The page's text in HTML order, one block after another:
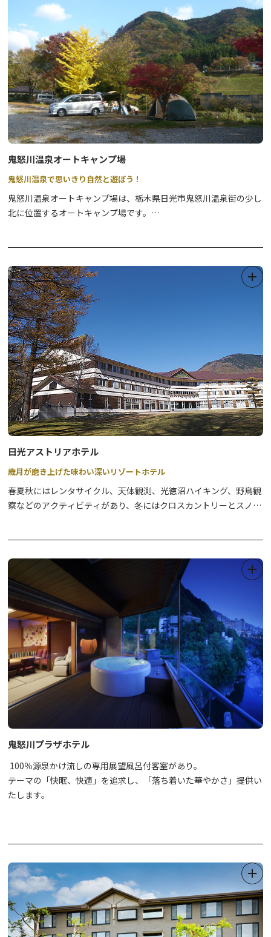
選びになれ、栃木の味覚満載の豪華なご夕食を召し上がれます。
心づくしのおもてなしで、くつろぎの一時をお過ごしください。
鬼怒川温泉オートキャンプ場
鬼怒川温泉で思いきり自然と遊ぼう！
鬼怒川温泉オートキャンプ場は、栃木県日光市鬼怒川温泉街の少し
北に位置するオートキャンプ場です。
デイキャンプで大自然の中の渓流沿いのバーベキューや、
施設内には源泉温泉「上滝乃湯」があるので、日帰りや宿泊時にご
利用いただくことができます。
室内浴槽と露天風呂があり、鬼怒川の雄大な景色を楽しみながら入
浴できますよ。
ご予約お待ちしております。
※ご予約は、電話のみの受付になります。TEL:0288-77-2334
但し、電話受付専用のスタッフはおりません。不在時は、お手数
ですがお時間をあけておかけ直し下さい。
休業日はお電話での対応は行っておりませんので、ご了承下さ
い。
日光アストリアホテル
歳月が磨き上げた味わい深いリゾートホテル
春夏秋にはレンタサイクル、天体観測、光徳沼ハイキング、野鳥観
察などのアクティビティがあり、冬にはクロスカントリーとスノー
温泉から引湯している光徳温泉で、泉質は硫化水素泉でありアトピ
ー性皮膚炎、尋常性乾癬、慢性湿疹、表皮化膿症など、症状の軽減
が期待できるとされています。
鬼怒川プラザホテル
100％源泉かけ流しの専用展望風呂付客室があり。
テーマの「快眠、快適」を追求し、「落ち着いた華やかさ」提供い
たします。